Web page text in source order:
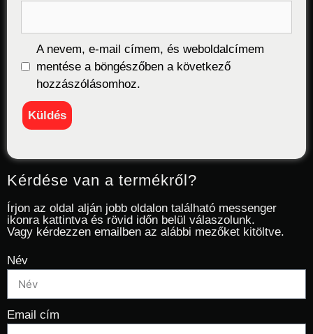
A nevem, e-mail címem, és weboldalcímem
mentése a böngészőben a következő
hozzászólásomhoz.
Kérdése van a termékről?
Írjon az oldal alján jobb oldalon található messenger
ikonra kattintva és rövid időn belül válaszolunk.
Vagy kérdezzen emailben az alábbi mezőket kitöltve.
Név
Email cím